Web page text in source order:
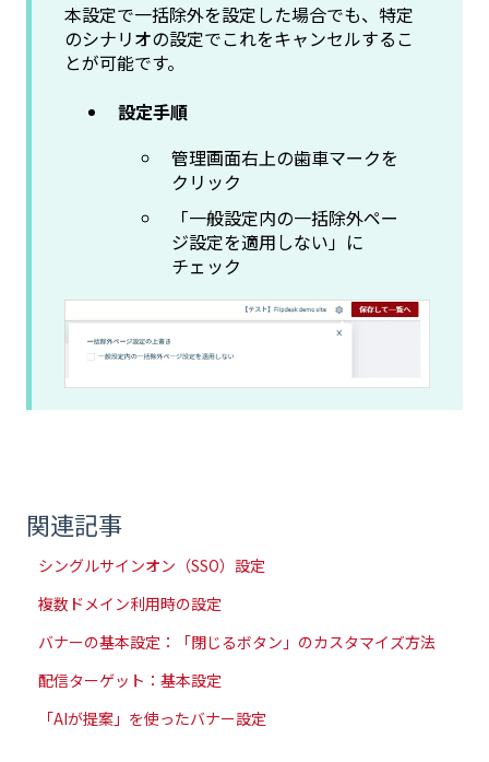
本設定で一括除外を設定した場合でも、特定
のシナリオの設定でこれをキャンセルするこ
とが可能です。
設定手順
管理画面右上の歯車マークを
クリック
「一般設定内の一括除外ペー
ジ設定を適用しない」に
チェック
関連記事
シングルサインオン（SSO）設定
複数ドメイン利用時の設定
バナーの基本設定：「閉じるボタン」のカスタマイズ方法
配信ターゲット：基本設定
「AIが提案」を使ったバナー設定